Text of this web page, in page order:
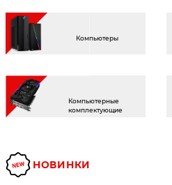
Компьютеры
Компьютерные
комплектующие
НОВИНКИ